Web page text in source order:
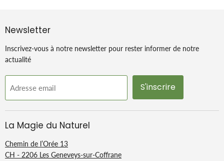
Newsletter
Inscrivez-vous à notre newsletter pour rester informer de notre
actualité
Adresse email S'inscrire
La Magie du Naturel
Chemin de l’Orée 13
CH - 2206 Les Geneveys-sur-Coffrane